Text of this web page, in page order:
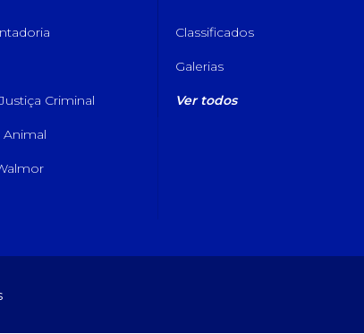
Criminal
Animal
Classificados
Galerias
Ver todos